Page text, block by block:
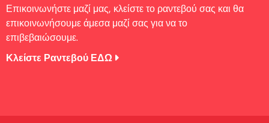
Επικοινωνήστε μαζί μας, κλείστε το ραντεβού σας και θα
επικοινωνήσουμε άμεσα μαζί σας για να το
επιβεβαιώσουμε.
Κλείστε Ραντεβού ΕΔΩ